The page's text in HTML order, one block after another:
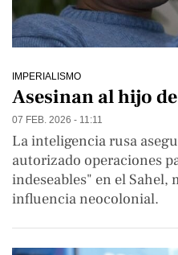
IMPERIALISMO
Asesinan al hijo
07 FEB. 2026 - 11:11
La inteligencia rusa
autorizado operaciones
indeseables" en el Sahel,
influencia neocolonial.